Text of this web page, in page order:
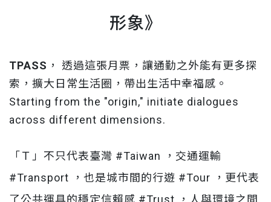
形象》
TPASS ， 透過這張月票，讓通勤之外能有更多探
索，擴大日常生活圈，帶出生活中幸福感。
Starting from the "origin," initiate dialogues
across different dimensions.
「Ｔ」不只代表臺灣 #Taiwan ，交通運輸
#Transport ，也是城市間的行遊 #Tour ，更代表
了公共運具的穩定信賴感 #Trust ，人與環境之間